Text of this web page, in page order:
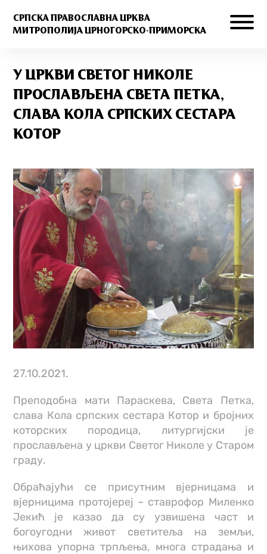
СРПСКА ПРАВОСЛАВНА ЦРКВА
МИТРОПОЛИЈА ЦРНОГОРСКО-ПРИМОРСКА
У ЦРКВИ СВЕТОГ НИКОЛЕ
ПРОСЛАВЉЕНА СВЕТА ПЕТКА,
СЛАВА КОЛА СРПСКИХ СЕСТАРА
КОТОР
27.10.2021.
Преподобна мати Параскева, Света Петка,
слава Кола српских сестара Котор и бројних
которских породица, литургијски је
прослављена у цркви Светог Николе у Старом
граду.
Обраћајући се присутним вјерницама и
вјерницима протојереј – ставрофор Миленко
Јекић је казао да су узвишена част и
богоугодни живот светитеља на земљи,
њихова упорна трпљења, многа страдања и